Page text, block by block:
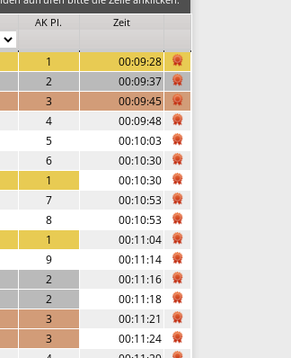
AK Pl. Zeit
1
00:09:28
2
00:09:37
3
00:09:45
4
00:09:48
5
00:10:03
6
00:10:30
1
00:10:30
7
00:10:53
8
00:10:53
1
00:11:04
9
00:11:14
2
00:11:16
2
00:11:18
3
00:11:21
3
00:11:24